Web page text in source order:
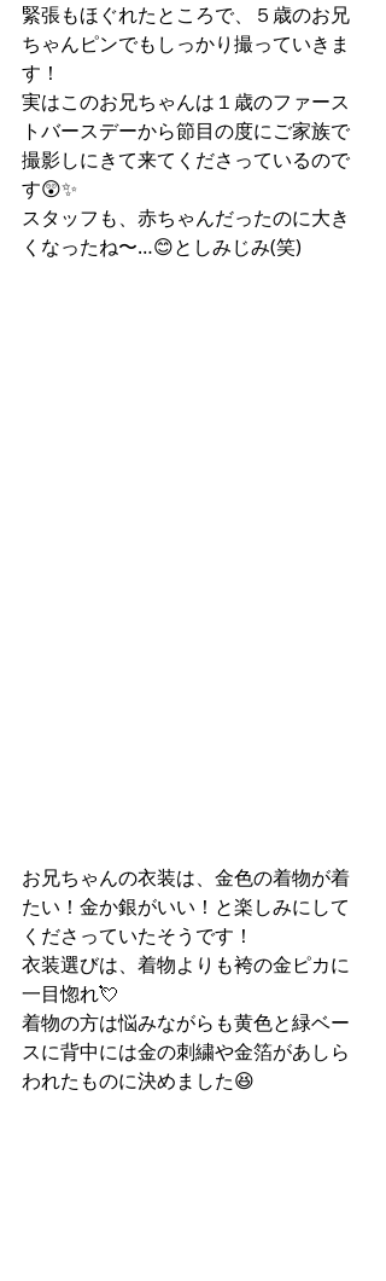
緊張もほぐれたところで、５歳のお兄
ちゃんピンでもしっかり撮っていきま
す！
実はこのお兄ちゃんは１歳のファース
トバースデーから節目の度にご家族で
撮影しにきて来てくださっているので
す😲✨
スタッフも、赤ちゃんだったのに大き
くなったね〜…😊としみじみ(笑)
お兄ちゃんの衣装は、金色の着物が着
たい！金か銀がいい！と楽しみにして
くださっていたそうです！
衣装選びは、着物よりも袴の金ピカに
一目惚れ💘
着物の方は悩みながらも黄色と緑ベー
スに背中には金の刺繍や金箔があしら
われたものに決めました😆